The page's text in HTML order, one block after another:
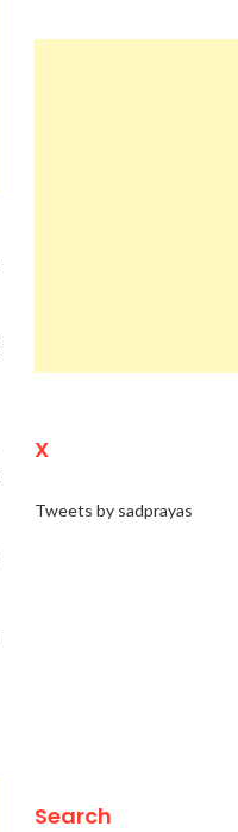
X
Tweets by sadprayas
Search